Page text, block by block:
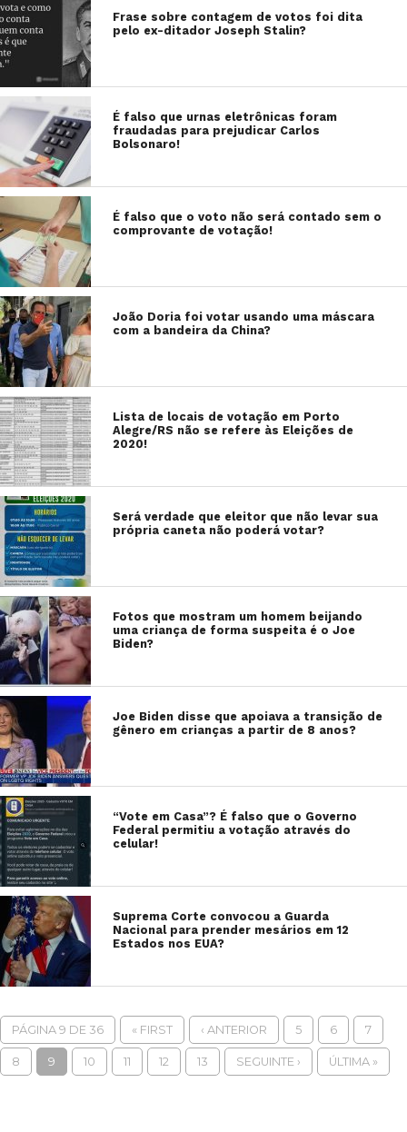
Frase sobre contagem de votos foi dita
pelo ex-ditador Joseph Stalin?
É falso que urnas eletrônicas foram
fraudadas para prejudicar Carlos
Bolsonaro!
É falso que o voto não será contado sem o
comprovante de votação!
João Doria foi votar usando uma máscara
com a bandeira da China?
Lista de locais de votação em Porto
Alegre/RS não se refere às Eleições de
2020!
Será verdade que eleitor que não levar sua
própria caneta não poderá votar?
Fotos que mostram um homem beijando
uma criança de forma suspeita é o Joe
Biden?
Joe Biden disse que apoiava a transição de
gênero em crianças a partir de 8 anos?
“Vote em Casa”? É falso que o Governo
Federal permitiu a votação através do
celular!
Suprema Corte convocou a Guarda
Nacional para prender mesários em 12
Estados nos EUA?
PÁGINA 9 DE 36 « FIRST ‹ ANTERIOR 5 6 7
8 9 10 11 12 13 SEGUINTE › ÚLTIMA »